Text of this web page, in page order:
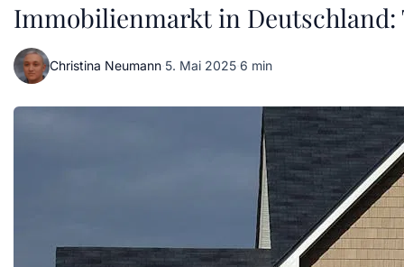
Immobilienmarkt in Deutschland:
Christina Neumann·5. Mai 2025·6 min